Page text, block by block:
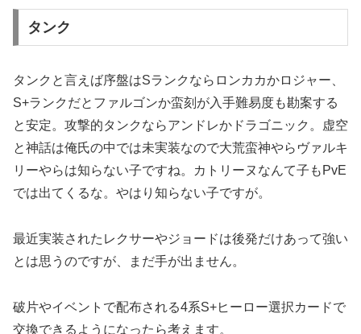
タンク
タンクと言えば序盤はSランクならロンカカかロジャー、
S+ランクだとファルゴンか蛮刻が入手難易度も勘案する
と安定。攻撃的タンクならアンドレかドラゴニック。虚空
と神話は俺氏の中では未実装なので大荒蛮神やらヴァルキ
リーやらは知らない子ですね。カトリーヌなんて子もPvE
では出てくるな。やはり知らない子ですが。
最近実装されたレクサーやジョードは後発だけあって強い
とは思うのですが、まだ手が出ません。
破片やイベントで配布される4系S+ヒーロー選択カードで
交換できるようになったら考えます。